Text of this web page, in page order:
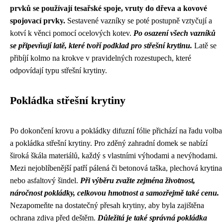
prvků se používají tesařské spoje, vruty do dřeva a kovové
spojovací prvky. Sestavené vazníky se poté postupně vztyčují a
kotví k věnci pomocí ocelových kotev. Po osazení všech vazníků
se připevňují latě, které tvoří podklad pro střešní krytinu. Latě se
přibíjí kolmo na krokve v pravidelných rozestupech, které
odpovídají typu střešní krytiny.
Pokládka střešní krytiny
Po dokončení krovu a pokládky difuzní fólie přichází na řadu volba
a pokládka střešní krytiny. Pro zděný zahradní domek se nabízí
široká škála materiálů, každý s vlastními výhodami a nevýhodami.
Mezi nejoblíbenější patří pálená či betonová taška, plechová krytina
nebo asfaltový šindel. Při výběru zvažte zejména životnost,
náročnost pokládky, celkovou hmotnost a samozřejmě také cenu.
Nezapomeňte na dostatečný přesah krytiny, aby byla zajištěna
ochrana zdiva před deštěm. Důležitá je také správná pokládka